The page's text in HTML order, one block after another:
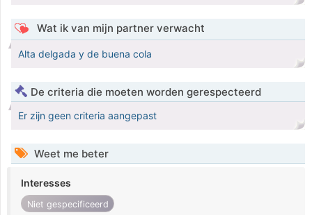
Wat ik van mijn partner verwacht
Alta delgada y de buena cola
De criteria die moeten worden gerespecteerd
Er zijn geen criteria aangepast
Weet me beter
Interesses
Niet gespecificeerd